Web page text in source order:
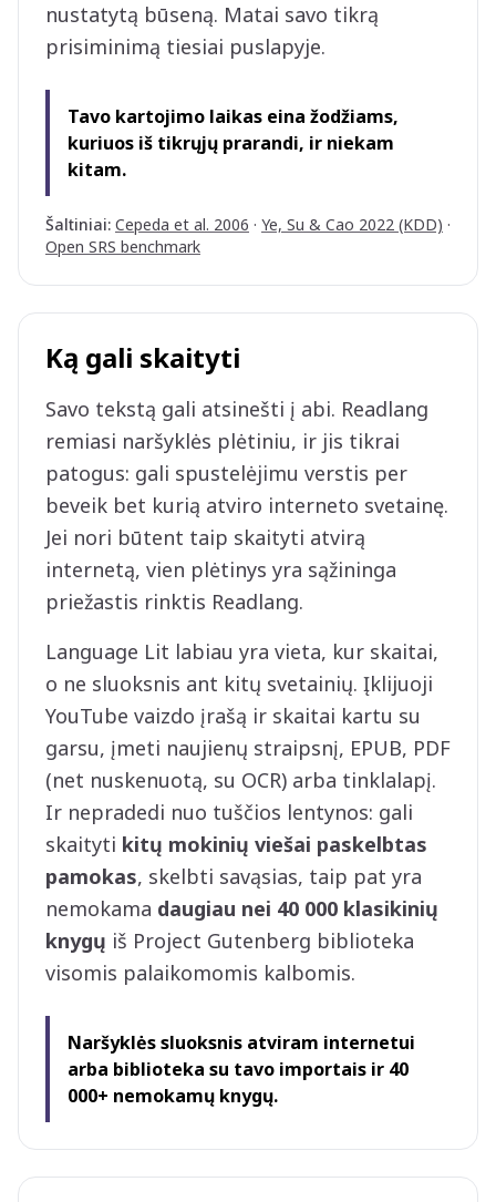
nustatytą būseną. Matai savo tikrą
prisiminimą tiesiai puslapyje.
Tavo kartojimo laikas eina žodžiams,
kuriuos iš tikrųjų prarandi, ir niekam
kitam.
Šaltiniai: Cepeda et al. 2006 · Ye, Su & Cao 2022 (KDD) ·
Open SRS benchmark
Ką gali skaityti
Savo tekstą gali atsinešti į abi. Readlang
remiasi naršyklės plėtiniu, ir jis tikrai
patogus: gali spustelėjimu verstis per
beveik bet kurią atviro interneto svetainę.
Jei nori būtent taip skaityti atvirą
internetą, vien plėtinys yra sąžininga
priežastis rinktis Readlang.
Language Lit labiau yra vieta, kur skaitai,
o ne sluoksnis ant kitų svetainių. Įklijuoji
YouTube vaizdo įrašą ir skaitai kartu su
garsu, įmeti naujienų straipsnį, EPUB, PDF
(net nuskenuotą, su OCR) arba tinklalapį.
Ir nepradedi nuo tuščios lentynos: gali
skaityti kitų mokinių viešai paskelbtas
pamokas, skelbti savąsias, taip pat yra
nemokama daugiau nei 40 000 klasikinių
knygų iš Project Gutenberg biblioteka
visomis palaikomomis kalbomis.
Naršyklės sluoksnis atviram internetui
arba biblioteka su tavo importais ir 40
000+ nemokamų knygų.